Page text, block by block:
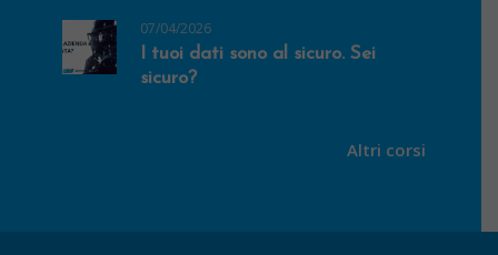
07/04/2026
I tuoi dati sono al sicuro. Sei
sicuro?
Altri corsi